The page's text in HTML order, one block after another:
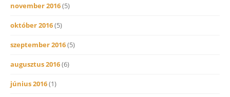
november 2016(5)
október 2016(5)
szeptember 2016(5)
augusztus 2016(6)
június 2016(1)